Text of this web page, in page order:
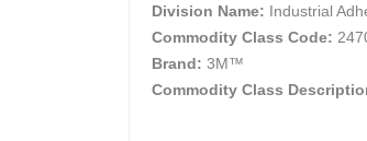
Division Name: Industrial
Commodity Class Code:
Brand: 3M™
Commodity Class